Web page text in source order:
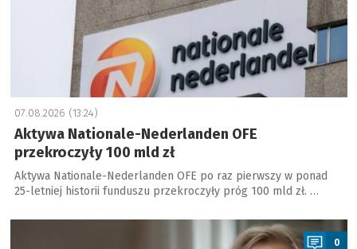
07.08.2026 (13:24)
Aktywa Nationale-Nederlanden OFE
przekroczyły 100 mld zł
Aktywa Nationale-Nederlanden OFE po raz pierwszy w ponad
25-letniej historii funduszu przekroczyły próg 100 mld zł. …
a
0